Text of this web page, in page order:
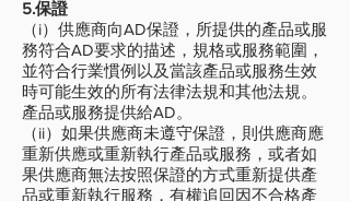
5.保證
（i）供應商向AD保證，所提供的產品或服
務符合AD要求的描述，規格或服務範圍，
並符合行業慣例以及當該產品或服務生效
時可能生效的所有法律法規和其他法規。
產品或服務提供給AD。
（ii）如果供應商未遵守保證，則供應商應
重新供應或重新執行產品或服務，或者如
果供應商無法按照保證的方式重新提供產
品或重新執行服務，有權追回​​因不合格產